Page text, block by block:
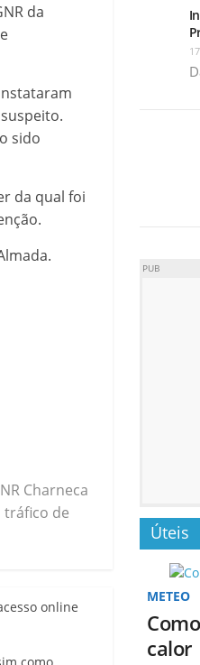
da
sido
da qual foi
Charneca
tráfico de
online
PUB
Úteis
METEO
calor